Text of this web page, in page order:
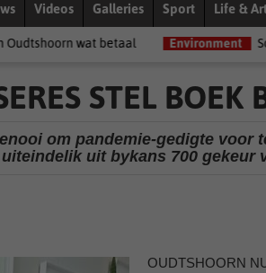
Videos Galleries Sport Life &
Environment South African-born
STEL BOEK
om pandemie-gedigte voor
uit bykans 700 gekeur
OUDTSHOORN